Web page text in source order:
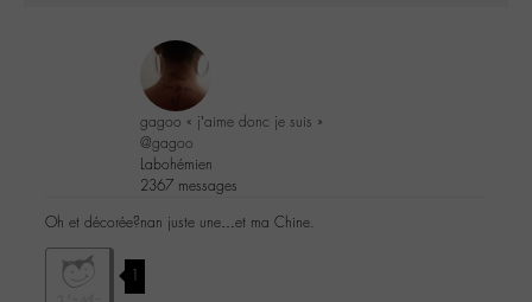
gagoo « j’aime donc je suis »
@gagoo
Labohémien
2367 messages
Oh et décorée?nan juste une…et ma Chine.
1